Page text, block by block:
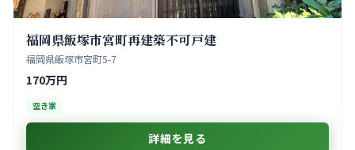
福岡県飯塚市宮町再建築不可戸建
福岡県飯塚市宮町5-7
170万円
空き家
詳細を見る